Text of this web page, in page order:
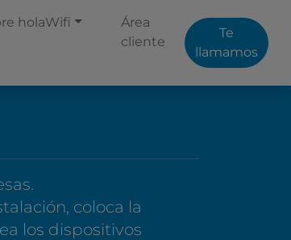
holaWifi
Área
cliente
Te
llamamos
coloca la
los dispositivos